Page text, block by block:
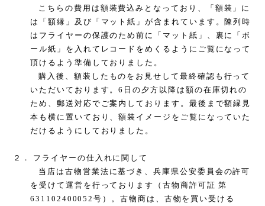
こちらの費用は額装費込みとなっており、「額装」に
は「額縁」及び「マット紙」が含まれています。陳列時
はフライヤーの保護のため前に「マット紙」、裏に「ボ
ール紙」を入れてレコードをめくるようにご覧になって
頂けるよう準備しておりました。
購入後、額装したものをお見せして最終確認も行って
いただいております。6 日の夕方以降は額の在庫切れの
ため、郵送対応でご案内しております。最後まで額縁見
本も横に置いており、額装イメージをご覧になっていた
だけるようにしておりました。
２．
フライヤーの仕入れに関して
当店は古物営業法に基づき、兵庫県公安委員会の許可
を受けて運営を行っております（古物商許可証 第
631102400052号）。古物商は、古物を買い受ける